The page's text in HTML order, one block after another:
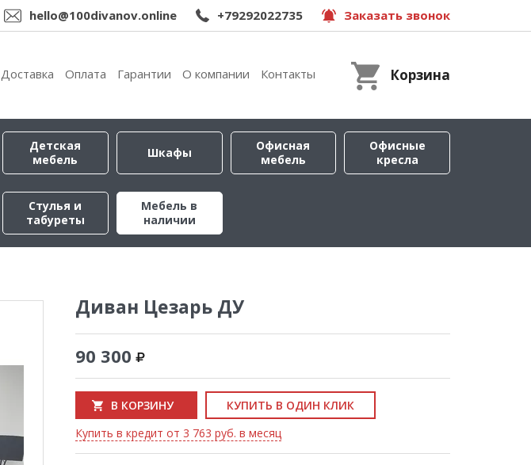
hello@100divanov.online +79292022735 Заказать звонок
Доставка Оплата Гарантии О компании Контакты Корзина
Детская
мебель
Шкафы
Офисная
мебель
Офисные
кресла
Стулья и
табуреты
Мебель в
наличии
Диван Цезарь ДУ
90 300
В КОРЗИНУ
КУПИТЬ В ОДИН КЛИК
Купить в кредит от 3 763 руб. в месяц